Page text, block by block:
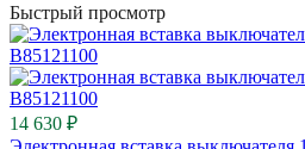
Быстрый просмотр
14 630 ₽